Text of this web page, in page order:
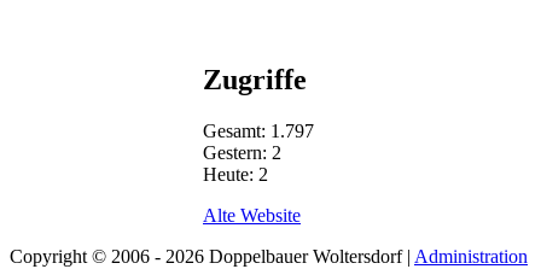
Zugriffe
Gesamt: 1.797
Gestern: 2
Heute: 2
Alte Website
Copyright © 2006 - 2026 Doppelbauer Woltersdorf | Administration